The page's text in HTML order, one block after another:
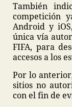
También
competición
Android y
única vía
FIFA, para
accesos a los
Por lo
sitios no
con el fin de